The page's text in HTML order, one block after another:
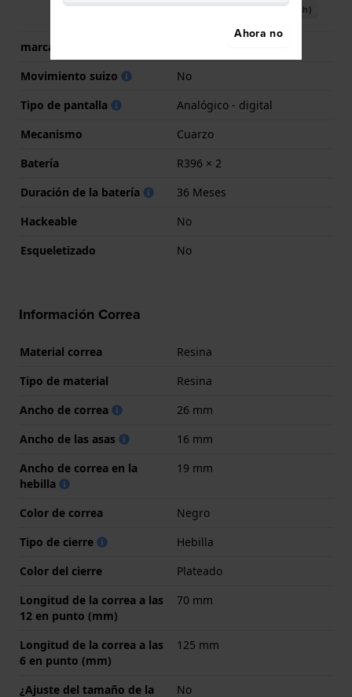
Descargar manual (Spanish)
marca del movimiento
Movimiento suizo
No
Tipo de pantalla
Analógico - digital
Mecanismo
Cuarzo
Batería
R396 × 2
Duración de la batería
36 Meses
Hackeable
No
Esqueletizado
No
Información Correa
Material correa
Resina
Tipo de material
Resina
Ancho de correa
26 mm
Ancho de las asas
16 mm
Ancho de correa en la
hebilla
19 mm
Color de correa
Negro
Tipo de cierre
Hebilla
Color del cierre
Plateado
Longitud de la correa a las
12 en punto (mm)
70 mm
Longitud de la correa a las
6 en punto (mm)
125 mm
¿Ajuste del tamaño de la No
Ahora no